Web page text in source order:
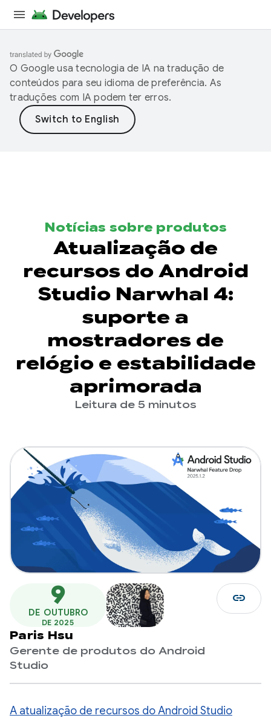
O Google usa tecnologia de IA na tradução de
conteúdos para seu idioma de preferência. As
traduções com IA podem ter erros.
Notícias sobre produtos
Atualização de
recursos do Android
Studio Narwhal 4:
suporte a
mostradores de
relógio e estabilidade
aprimorada
Leitura de 5 minutos
9
DE OUTUBRO
DE 2025
Paris Hsu
Gerente de produtos do Android
Studio
link
A atualização de recursos do Android Studio